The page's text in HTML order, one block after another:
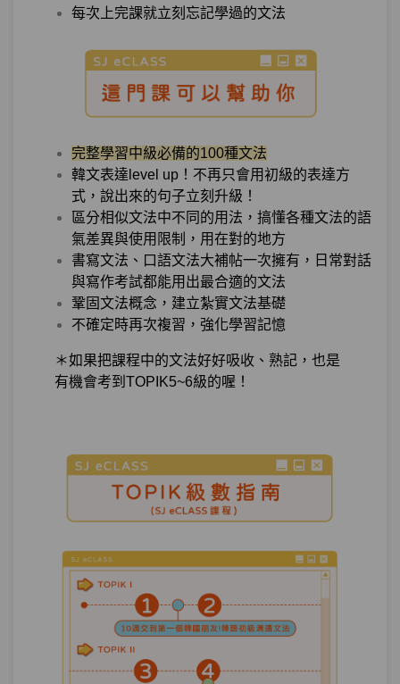
轉換、途中－「我本來回家路上順便要去
文法19：–는 길에
單元3 文法21：–았/었다(가) 09:52
單元4 文法22：–(으)려다(가) 07:35
測驗1 第6章－轉換、途中－小考
狀態持續－韓文的「我已經訂好了『站著
吃烤肉』餐廳」 你知道你一直都說得不夠
道地嗎？
單元2 文法24：–아/어 놓다/두다 13:09
單元3 文法25:：–(으)ㄴ 채(로) 07:53
測驗1 第7章－狀態持續－小考
動作進行－持續說韓文才可以累積實力！
所以我要…
每次上完課就立刻忘記學過的文法
完整學習中級必備的100種文法
韓文表達level up！不再只會用初級的表達方
式，說出來的句子立刻升級！
區分相似文法中不同的用法，搞懂各種文法的語
氣差異與使用限制，用在對的地方
書寫文法、口語文法大補帖一次擁有，日常對話
與寫作考試都能用出最合適的文法
鞏固文法概念，建立紮實文法基礎
不確定時再次複習，強化學習記憶
＊如果把課程中的文法好好吸收、熟記，也是
有機會考到TOPIK5~6級的喔！